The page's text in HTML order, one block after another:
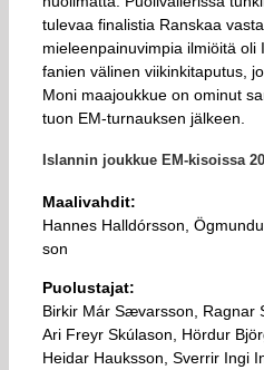
tulevaa finalistia Ranskaa
mieleenpainuvimpia ilmiöitä oli
fanien välinen viikinkitaputus,
Moni maajoukkue on ominut
tuon EM-turnauksen jälkeen.
Islannin joukkue EM-kisoissa
Maalivahdit:
Hann­es Hall­dórs­son,
son
Puolustajat:
Birk­ir Már Sæv­ars­son, Ragn­ar
Ari Freyr Skúla­son, Hördur
Heidar Hauks­son, Sverr­ir Ingi